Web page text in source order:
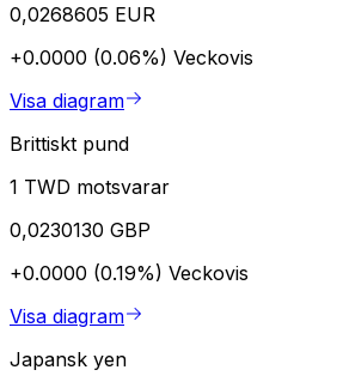
0,0268605 EUR
+0.0000 (0.06%) Veckovis
Visa diagram
Brittiskt pund
1 TWD motsvarar
0,0230130 GBP
+0.0000 (0.19%) Veckovis
Visa diagram
Japansk yen